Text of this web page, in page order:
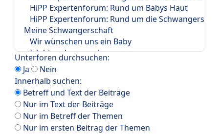
Unterforen durchsuchen:
Ja
Nein
Innerhalb suchen:
Betreff und Text der Beiträge
Nur im Text der Beiträge
Nur im Betreff der Themen
Nur im ersten Beitrag der Themen